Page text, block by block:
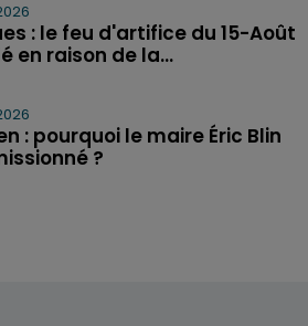
: le feu d'artifice du 15-Août
en raison de la...
: pourquoi le maire Éric Blin
?